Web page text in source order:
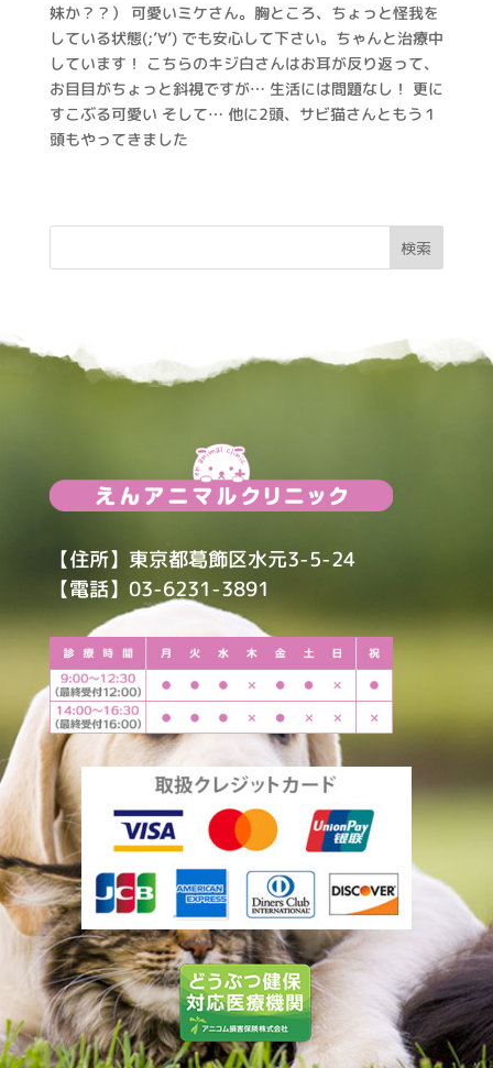
妹か？？） 可愛いミケさん。胸ところ、ちょっと怪我を
している状態(;’∀’) でも安心して下さい。ちゃんと治療中
しています！ こちらのキジ白さんはお耳が反り返って、
お目目がちょっと斜視ですが… 生活には問題なし！ 更に
すこぶる可愛い そして… 他に2頭、サビ猫さんともう１
頭もやってきました
【住所】東京都葛飾区水元3-5-24
【電話】03-6231-3891